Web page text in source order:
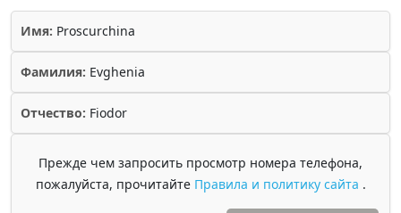
Имя: Proscurchina
Фамилия: Evghenia
Отчество: Fiodor
Прежде чем запросить просмотр номера телефона,
пожалуйста, прочитайте Правила и политику сайта .